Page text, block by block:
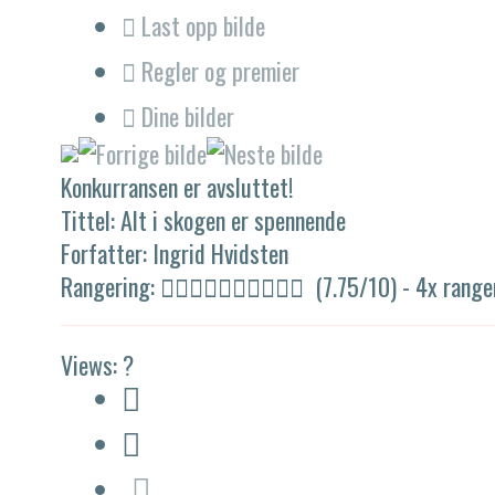
Last opp bilde
Regler og premier
Dine bilder
Konkurransen er avsluttet!
Tittel:Alt i skogen er spennende
Forfatter: Ingrid Hvidsten
Rangering:
(7.75/10) - 4x
Views:?